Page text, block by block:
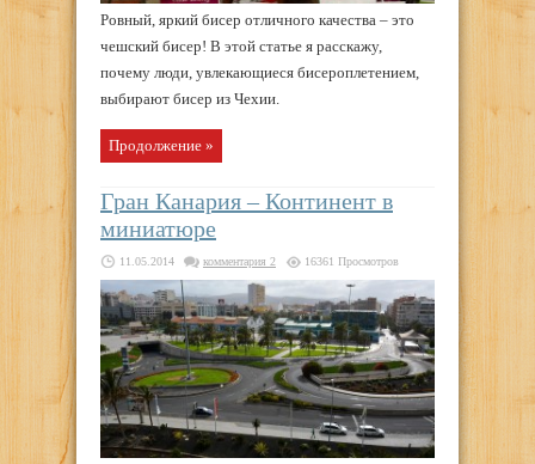
Ровный, яркий бисер отличного качества – это
чешский бисер! В этой статье я расскажу,
почему люди, увлекающиеся бисероплетением,
выбирают бисер из Чехии.
Продолжение »
Гран Канария – Континент в
миниатюре
11.05.2014 комментария 2 16361 Просмотров